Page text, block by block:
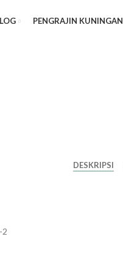
PENGRAJIN KUNINGAN
DESKRIPSI